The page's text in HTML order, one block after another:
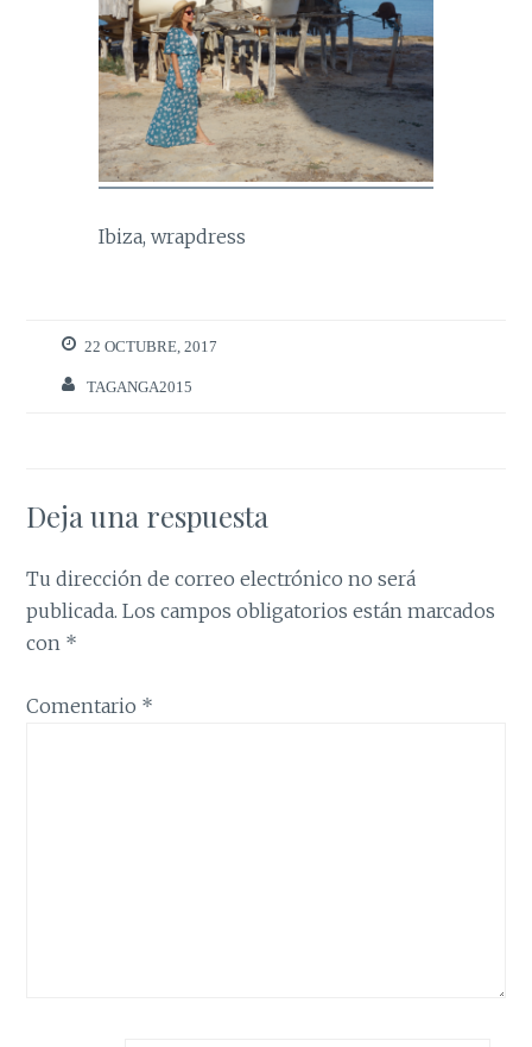
Ibiza, wrapdress
22 OCTUBRE, 2017
TAGANGA2015
Deja una respuesta
Tu dirección de correo electrónico no será
publicada. Los campos obligatorios están marcados
con *
Comentario *